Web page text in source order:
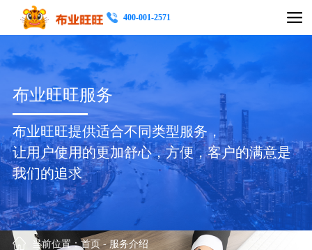
400-001-2571
布业旺旺服务
布业旺旺提供适合不同类型服务，
让用户使用的更加舒心，方便，客户的满意是
我们的追求
当前位置：首页-服务介绍